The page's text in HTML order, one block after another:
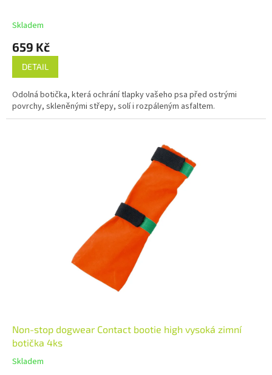
Skladem
659 Kč
DETAIL
Odolná botička, která ochrání tlapky vašeho psa před ostrými
povrchy, skleněnými střepy, solí i rozpáleným asfaltem.
Non-stop dogwear Contact bootie high vysoká zimní
botička 4ks
Skladem